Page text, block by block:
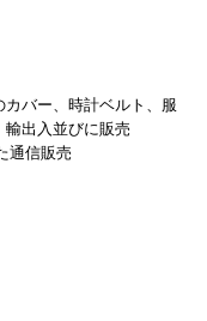
バー、時計ベルト、服
出入並びに販売
通信販売